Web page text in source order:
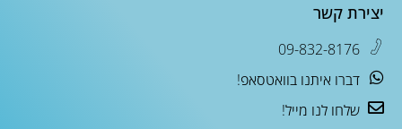
יצירת קשר
09-832-8176
דברו איתנו בוואטסאפ!
שלחו לנו מייל!